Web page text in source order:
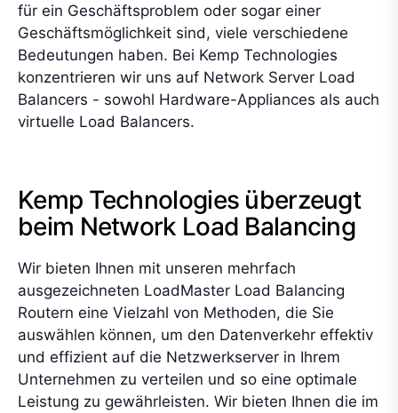
für ein Geschäftsproblem oder sogar einer
Geschäftsmöglichkeit sind, viele verschiedene
Bedeutungen haben. Bei Kemp Technologies
konzentrieren wir uns auf Network Server Load
Balancers - sowohl Hardware-Appliances als auch
virtuelle Load Balancers.
Kemp Technologies überzeugt
beim Network Load Balancing
Wir bieten Ihnen mit unseren mehrfach
ausgezeichneten LoadMaster Load Balancing
Routern eine Vielzahl von Methoden, die Sie
auswählen können, um den Datenverkehr effektiv
und effizient auf die Netzwerkserver in Ihrem
Unternehmen zu verteilen und so eine optimale
Leistung zu gewährleisten. Wir bieten Ihnen die im